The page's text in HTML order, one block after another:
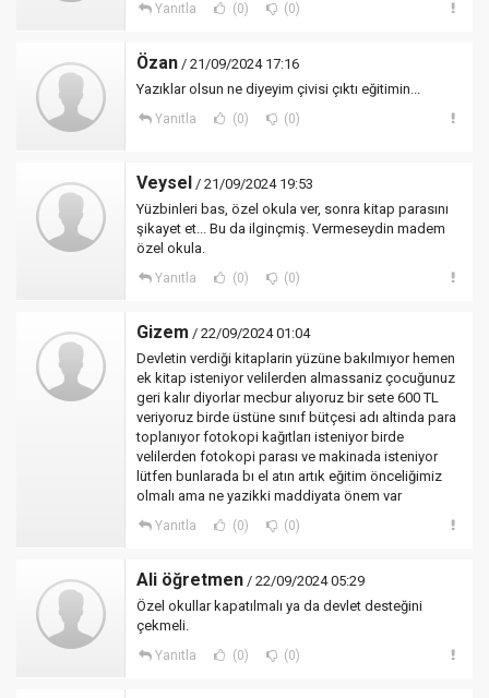
Yanıtla (0) (0)
Özan / 21/09/2024 17:16
Yazıklar olsun ne diyeyim çivisi çıktı eğitimin...
Yanıtla (0) (0)
Veysel / 21/09/2024 19:53
Yüzbinleri bas, özel okula ver, sonra kitap parasını
şikayet et... Bu da ilginçmiş. Vermeseydin madem
özel okula.
Yanıtla (0) (0)
Gizem / 22/09/2024 01:04
Devletin verdiği kitaplarin yüzüne bakılmıyor hemen
ek kitap isteniyor velilerden almassaniz çocuğunuz
geri kalır diyorlar mecbur alıyoruz bir sete 600 TL
veriyoruz birde üstüne sınıf bütçesi adı altinda para
toplanıyor fotokopi kağıtları isteniyor birde
velilerden fotokopi parası ve makinada isteniyor
lütfen bunlarada bı el atın artık eğitim önceliğimiz
olmalı ama ne yazikki maddiyata önem var
Yanıtla (0) (0)
Ali öğretmen / 22/09/2024 05:29
Özel okullar kapatılmalı ya da devlet desteğini
çekmeli.
Yanıtla (0) (0)